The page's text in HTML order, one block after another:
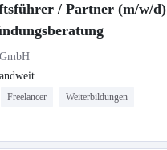
/ Partner (m/w/d)
Freelancer Weiterbildungen